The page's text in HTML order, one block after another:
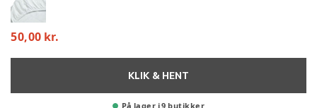
50,00 kr.
KLIK & HENT
På lager i 9 butikker